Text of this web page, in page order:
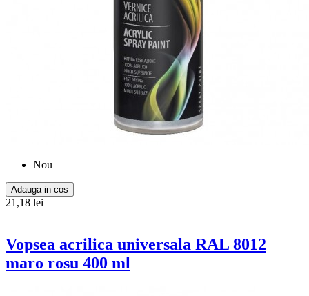
Nou
Adauga in cos
21,18 lei
Vopsea acrilica universala RAL 8012
maro rosu 400 ml